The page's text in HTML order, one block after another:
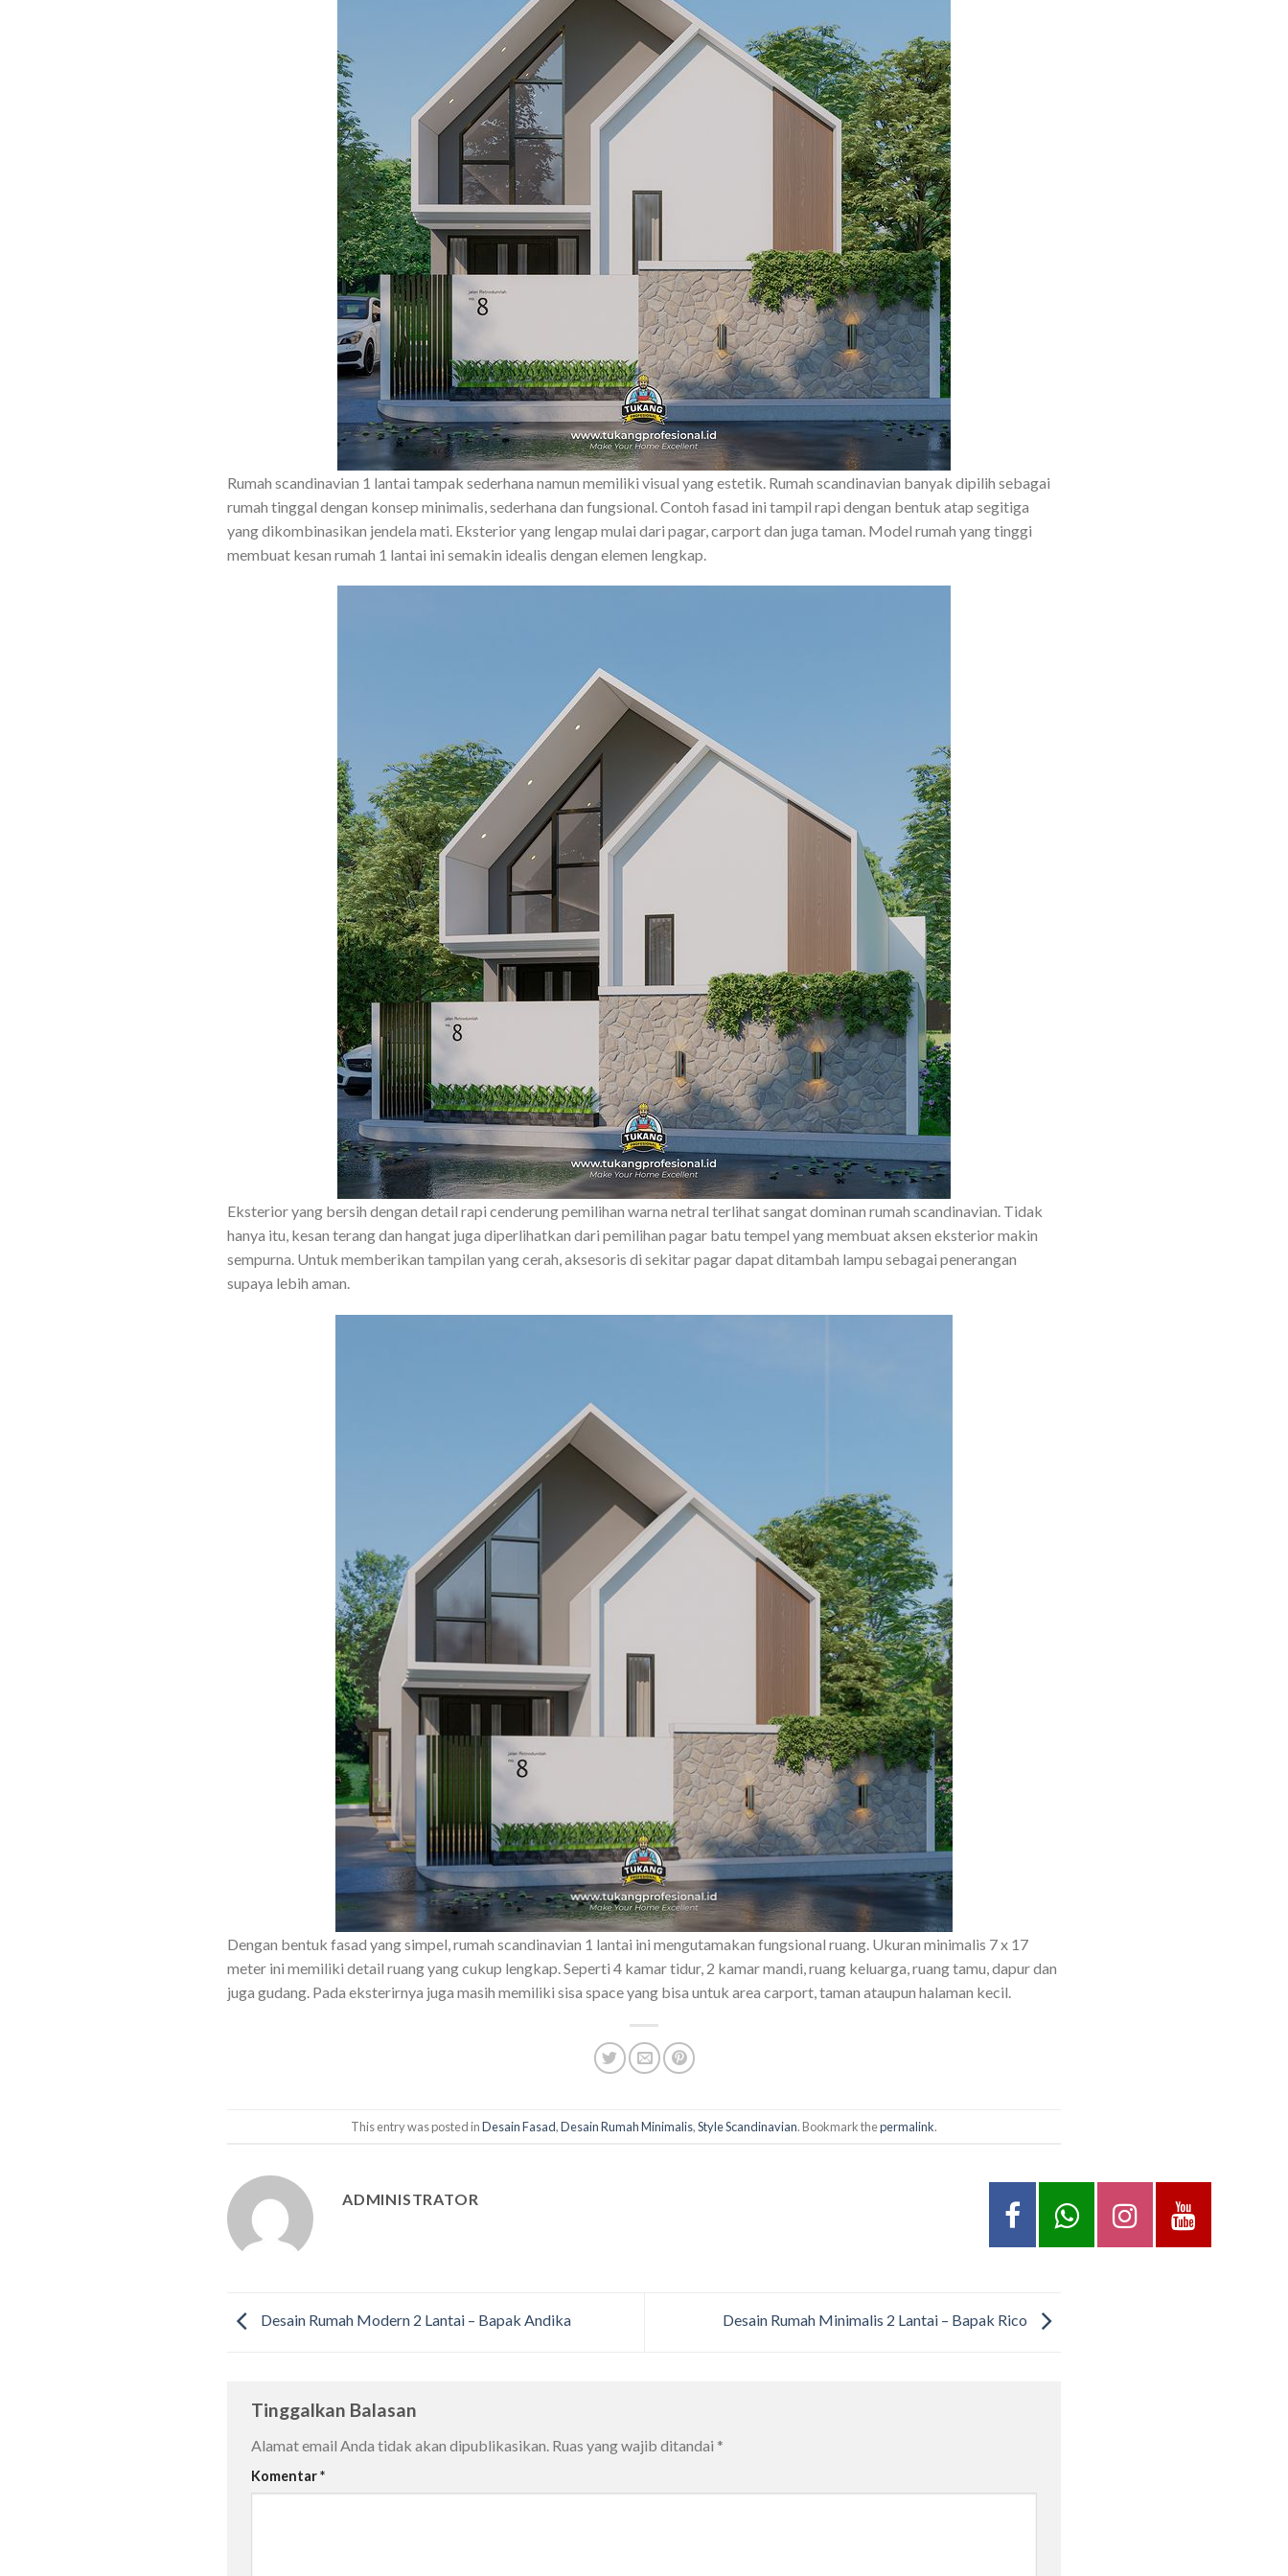
Rumah scandinavian 1 lantai tampak sederhana namun memiliki visual yang estetik. Rumah scandinavian banyak dipilih sebagai
rumah tinggal dengan konsep minimalis, sederhana dan fungsional. Contoh fasad ini tampil rapi dengan bentuk atap segitiga
yang dikombinasikan jendela mati. Eksterior yang lengap mulai dari pagar, carport dan juga taman. Model rumah yang tinggi
membuat kesan rumah 1 lantai ini semakin idealis dengan elemen lengkap.
Eksterior yang bersih dengan detail rapi cenderung pemilihan warna netral terlihat sangat dominan rumah scandinavian. Tidak
hanya itu, kesan terang dan hangat juga diperlihatkan dari pemilihan pagar batu tempel yang membuat aksen eksterior makin
sempurna. Untuk memberikan tampilan yang cerah, aksesoris di sekitar pagar dapat ditambah lampu sebagai penerangan
supaya lebih aman.
Dengan bentuk fasad yang simpel, rumah scandinavian 1 lantai ini mengutamakan fungsional ruang. Ukuran minimalis 7 x 17
meter ini memiliki detail ruang yang cukup lengkap. Seperti 4 kamar tidur, 2 kamar mandi, ruang keluarga, ruang tamu, dapur dan
juga gudang. Pada eksterirnya juga masih memiliki sisa space yang bisa untuk area carport, taman ataupun halaman kecil.
This entry was posted inDesain Fasad,Desain Rumah Minimalis,Style Scandinavian. Bookmark thepermalink.
ADMINISTRATOR
Desain Rumah Modern 2 Lantai – Bapak Andika Desain Rumah Minimalis 2 Lantai – Bapak Rico
Tinggalkan Balasan
Alamat email Anda tidak akan dipublikasikan. Ruas yang wajib ditandai *
Komentar*